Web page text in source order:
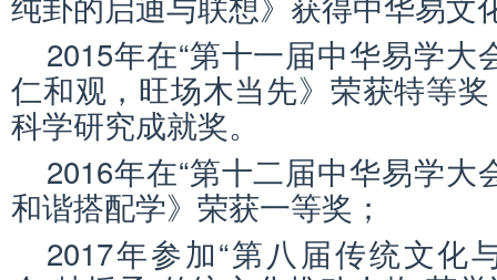
2015年在“第十一届中华易学大
仁和观，旺场木当先》荣获特等
科学研究成就奖。
2016年在“第十二届中华易学大
和谐搭配学》荣获一等奖；
2017年参加“第八届传统文化